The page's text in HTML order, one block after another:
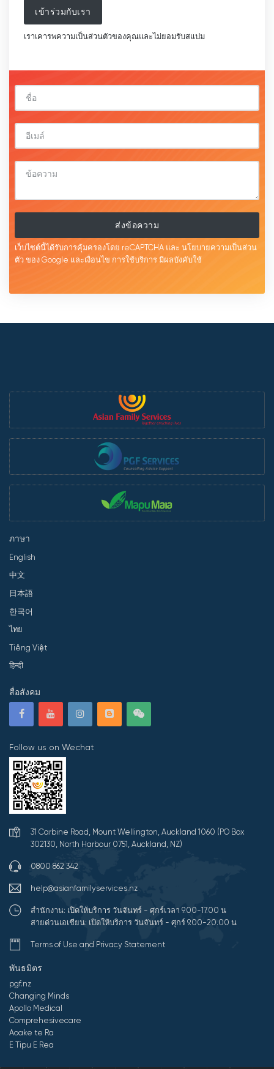
เข้าร่วมกับเรา
เราเคารพความเป็นส่วนตัวของคุณและไม่ยอมรับสแปม
ส่งข้อความ
เว็บไซต์นี้ได้รับการคุ้มครองโดย reCAPTCHA และ นโยบายความเป็นส่วน
ตัว ของ Google และเงื่อนไข การใช้บริการ มีผลบังคับใช้
ภาษา
English
中文
日本語
한국어
ไทย
Tiếng Việt
हिन्दी
สื่อสังคม
Follow us on Wechat
31 Carbine Road, Mount Wellington, Auckland 1060 (PO Box
302130, North Harbour 0751, Auckland, NZ)
0800 862 342
help@asianfamilyservices.nz
สำนักงาน: เปิดให้บริการ วันจันทร์ - ศุกร์เวลา 9.00-17.00 น
สายด่วนเอเชียน: เปิดให้บริการ วันจันทร์ - ศุกร์ 9.00-20.00 น
Terms of Use and Privacy Statement
พันธมิตร
pgf.nz
Changing Minds
Apollo Medical
Comprehesivecare
Aoake te Ra
E Tipu E Rea